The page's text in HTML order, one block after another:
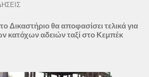
Δικαστήριο θα αποφασίσει τελικά για
κατόχων αδειών ταξί στο Κεμπέκ